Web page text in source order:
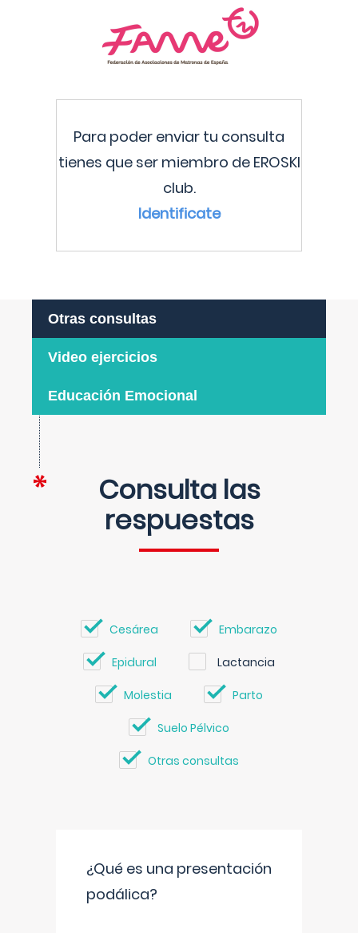
Para poder enviar tu consulta
tienes que ser miembro de EROSKI
club.
Identificate
Otras consultas
Video ejercicios
Educación Emocional
Consulta las
respuestas
Cesárea Embarazo
Epidural Lactancia
Molestia Parto
Suelo Pélvico
Otras consultas
¿Qué es una presentación
podálica?